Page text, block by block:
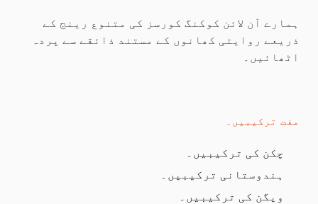
ہمارے آن لائن کوکنگ کورسز کی متنوع رینج کے
ذریعے روایتی کھانوں کے مستند ذائقے سے پردہ
اٹھائیں۔
مفت ترکیبیں۔
چکن کی ترکیبیں۔
ہندوستانی ترکیبیں۔
ویگن کی ترکیبیں۔